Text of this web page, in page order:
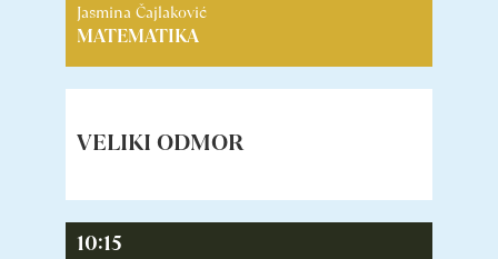
Jasmina Čajlaković
MATEMATIKA
VELIKI ODMOR
10:15